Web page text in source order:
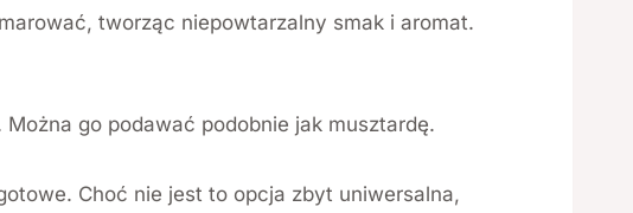
tworząc niepowtarzalny smak i aromat.
go podawać podobnie jak musztardę.
Choć nie jest to opcja zbyt uniwersalna,